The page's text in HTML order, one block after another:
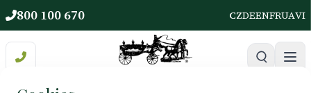
800 100 670 CZDEENFRUAVI